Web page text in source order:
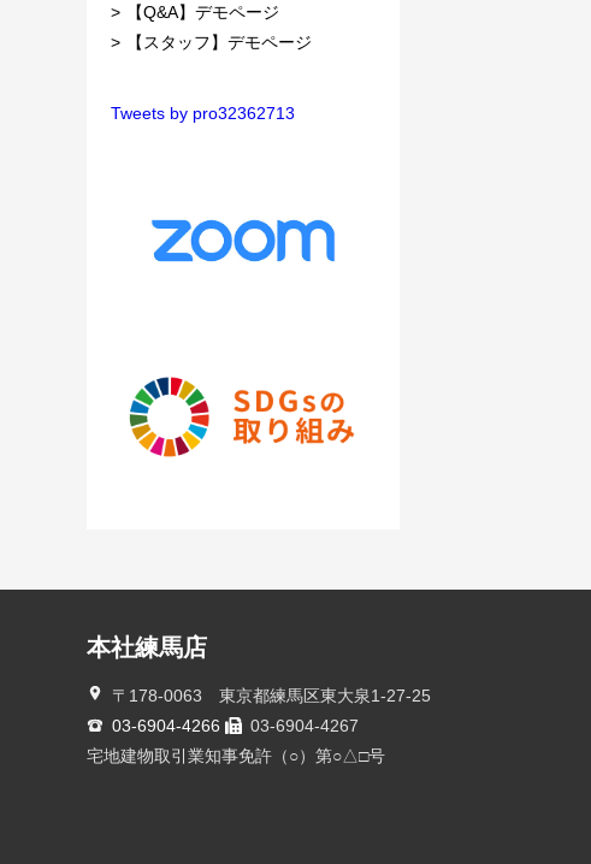
【Q&A】デモページ
【スタッフ】デモページ
Tweets by pro32362713
本社練馬店
〒178-0063 東京都練馬区東大泉1-27-25
03-6904-4266
03-6904-4267
宅地建物取引業知事免許（○）第○△□号